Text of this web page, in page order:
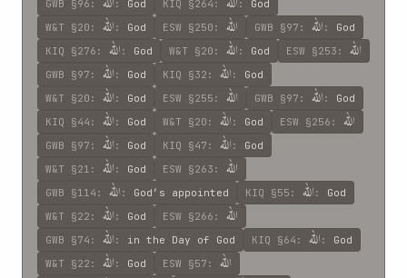
GWB §96 : : God KIQ §264 : : God
W&T §20 : اللّه : God ESW §250 : اللّه GWB §97 : اللّه : God
KIQ §276 : اللّه : God W&T §20 : اللّه : God ESW §253 : اللّه
GWB §97 : اللّه : God KIQ §32 : اللّه : God
W&T §20 : اللّه : God ESW §255 : اللّه GWB §97 : اللّه : God
KIQ §44 : اللّه : God W&T §20 : اللّه : God ESW §256 : اللّه
GWB §97 : اللّه : God KIQ §47 : اللّه : God
W&T §21 : اللّه : God ESW §263 : اللّه
GWB §114 : اللّه : God’s appointed KIQ §55 : اللّه : God
W&T §22 : اللّه : God ESW §266 : اللّه
GWB §74 : اللّه : in the Day of God KIQ §64 : اللّه : God
W&T §22 : اللّه : God ESW §57 : اللّه